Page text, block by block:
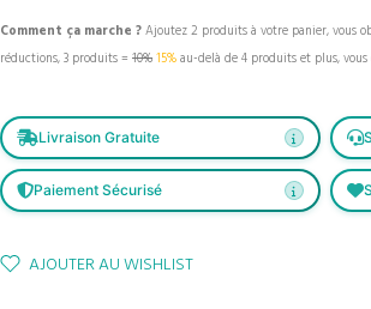
Comment ça marche ?Ajoutez 2 produits à votre panier, vous
réductions, 3 produits = 10%15%au-delà de 4 produits et plus,
Livraison Gratuite
Paiement Sécurisé
AJOUTER AU WISHLIST